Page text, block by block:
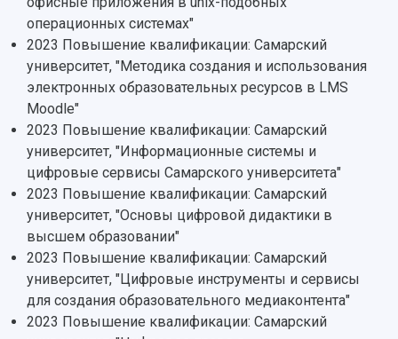
Общественные организации
Институт искусственного интеллекта
Инжиниринговый центр
Аграрный карбоновый полигон
Архив
Фирменный стиль
Устойчивое развитие
Кампус
3D-тур по университету
Музеи
Учебный аэродром
Центр истории авиационных двигателей
Ботанический сад
Платные образовательные услуги
Скидки на обучение
Подготовительные курсы
Библиотека
Видеолекции
Противодействие COVID-19
Результаты научно-исследовательской
деятельности
Научно-технические разработки
Конкурсы научных проектов и грантов
Областной конкурс "Молодой учёный"
Отчеты о научно-исследовательской
деятельности
Журналы Самарского университета
Научные конференции
Патенты
Публикации и издания
Отчеты о проведенных конференциях
операционных системах"
2023 Повышение квалификации: Самарский
университет, "Методика создания и использования
электронных образовательных ресурсов в LMS
Moodle"
2023 Повышение квалификации: Самарский
университет, "Информационные системы и
цифровые сервисы Самарского университета"
2023 Повышение квалификации: Самарский
университет, "Основы цифровой дидактики в
высшем образовании"
2023 Повышение квалификации: Самарский
университет, "Цифровые инструменты и сервисы
для создания образовательного медиаконтента"
2023 Повышение квалификации: Самарский